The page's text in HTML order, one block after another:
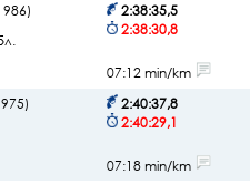
2:38:35,5
2:38:30,8
07:12 min/km
2:40:37,8
2:40:29,1
07:18 min/km